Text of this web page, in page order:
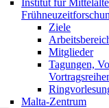
Ziele
Mitglieder
Tagungen,
Malta-Zentrum